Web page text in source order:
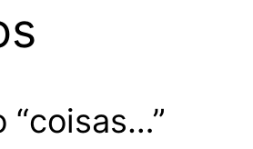
“coisas…”